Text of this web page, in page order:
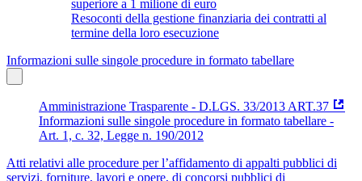
superiore a 1 milione di euro
Resoconti della gestione finanziaria dei contratti al
termine della loro esecuzione
Informazioni sulle singole procedure in formato tabellare
Amministrazione Trasparente - D.LGS. 33/2013 ART.37
Informazioni sulle singole procedure in formato tabellare -
Art. 1, c. 32, Legge n. 190/2012
Atti relativi alle procedure per l’affidamento di appalti pubblici di
servizi, forniture, lavori e opere, di concorsi pubblici di